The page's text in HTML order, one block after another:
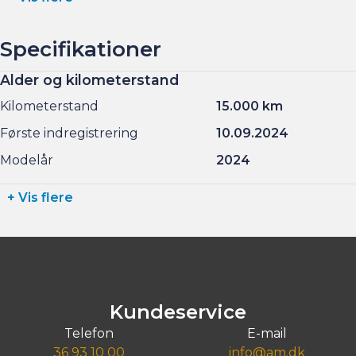
Specifikationer
Alder og kilometerstand
Kilometerstand
15.000 km
Første indregistrering
10.09.2024
Modelår
2024
+ Vis flere
Kundeservice
Telefon
36 93 10 00
E-mail
info@am.dk